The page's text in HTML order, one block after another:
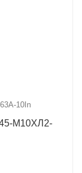
10In
М10ХЛ2-